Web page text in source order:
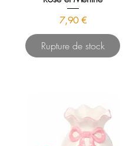
Prix
7,90 €
Rupture de stock